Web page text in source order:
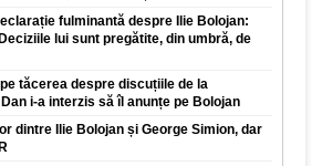
fulminantă despre Ilie Bolojan:
lui sunt pregătite, din umbră, de
tăcerea despre discuțiile de la
i-a interzis să îl anunțe pe Bolojan
dintre Ilie Bolojan și George Simion, dar